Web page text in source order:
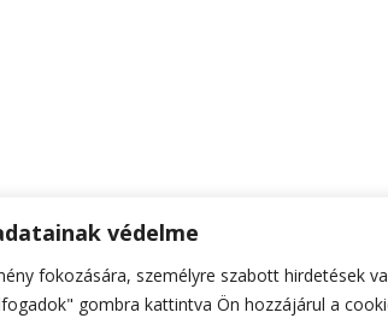
védelme
fokozására, személyre szabott hirdetések
gombra kattintva Ön hozzájárul a
Online . Minden jog fenntartva.Hello